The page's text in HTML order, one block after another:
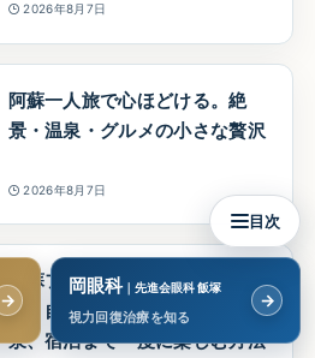
2026年8月7日
阿蘇一人旅で心ほどける。絶
景・温泉・グルメの小さな贅沢
2026年8月7日
阿蘇ファームランドで何ができ
る？自然のアスレチックに温
泉、宿泊まで一度に楽しむ方法
→
岡眼科｜先進会眼科 飯塚
視力回復治療を知る
→
目次